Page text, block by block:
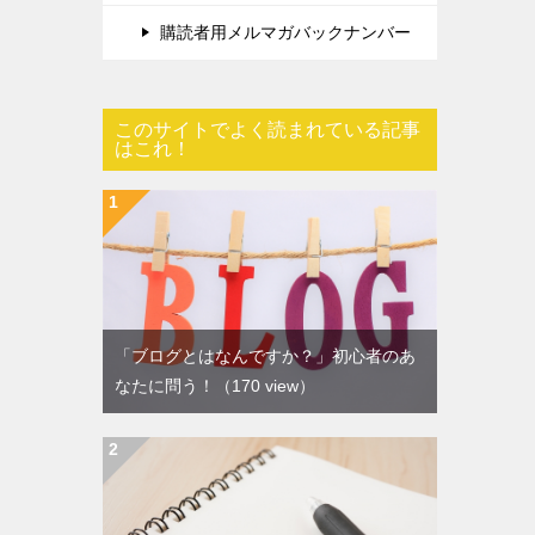
購読者用メルマガバックナンバー
このサイトでよく読まれている記事
はこれ！
「ブログとはなんですか？」初心者のあ
なたに問う！
（170 view）